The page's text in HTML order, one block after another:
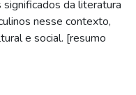
da literatura
nesse contexto,
e social. [resumo